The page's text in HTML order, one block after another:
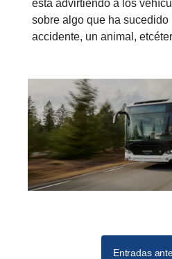
está advirtiendo a los
sobre algo que ha sucedido
accidente, un animal,
Entradas